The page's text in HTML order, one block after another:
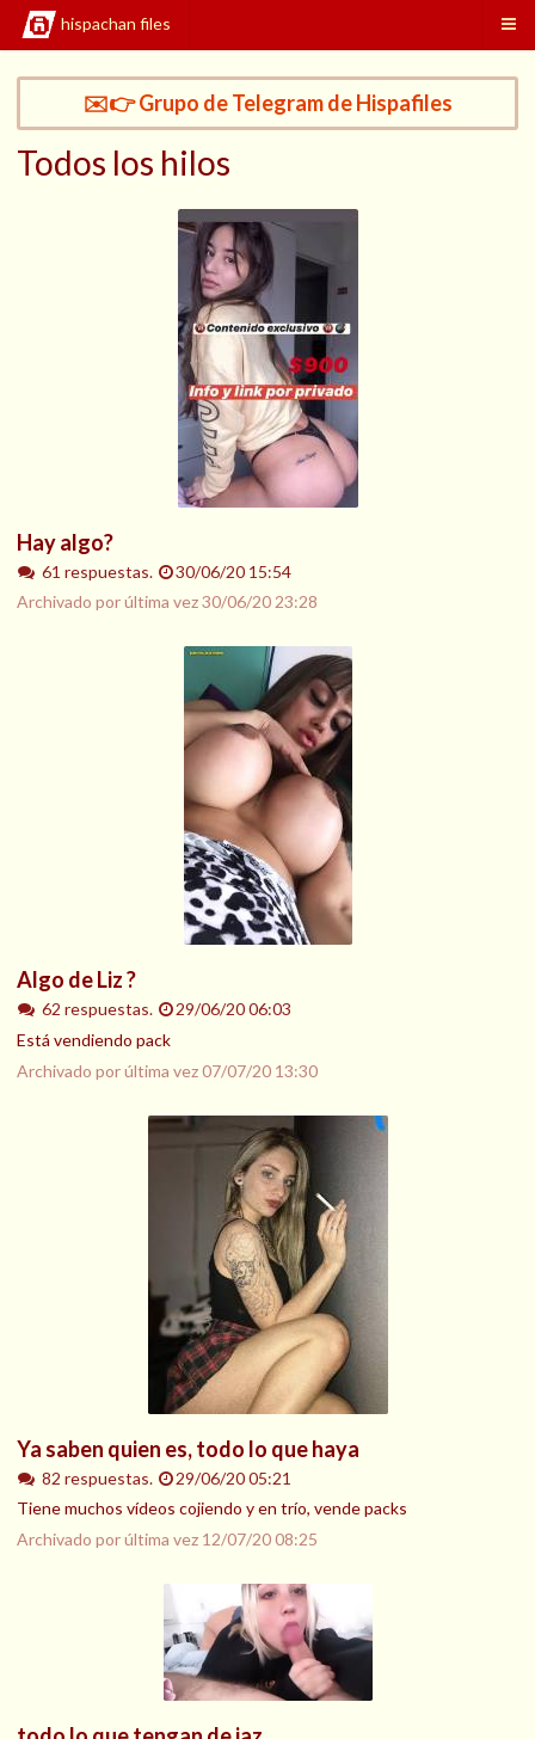
hispachan files
✉️👉 Grupo de Telegram de Hispafiles
Todos los hilos
Hay algo?
61 respuestas.
30/06/20 15:54
Archivado por última vez30/06/20 23:28
Algo de Liz ?
62 respuestas.
29/06/20 06:03
Está vendiendo pack
Archivado por última vez07/07/20 13:30
Ya saben quien es, todo lo que haya
82 respuestas.
29/06/20 05:21
Tiene muchos vídeos cojiendo y en trío, vende packs
Archivado por última vez 12/07/20 08:25